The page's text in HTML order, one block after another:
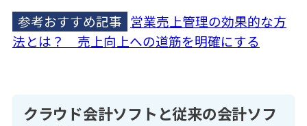
参考おすすめ記事 営業売上管理の効果的な方
法とは？ 売上向上への道筋を明確にする
クラウド会計ソフトと従来の会計ソフ